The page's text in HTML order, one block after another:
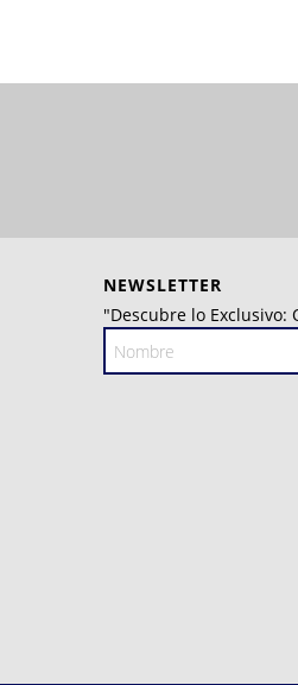
NEWSLETTER
"Descubre lo Exclusivo: